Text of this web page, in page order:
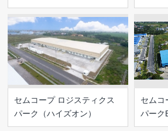
セムコープ ロジスティクス
パーク（ハイズオン）
セムコ
パーク